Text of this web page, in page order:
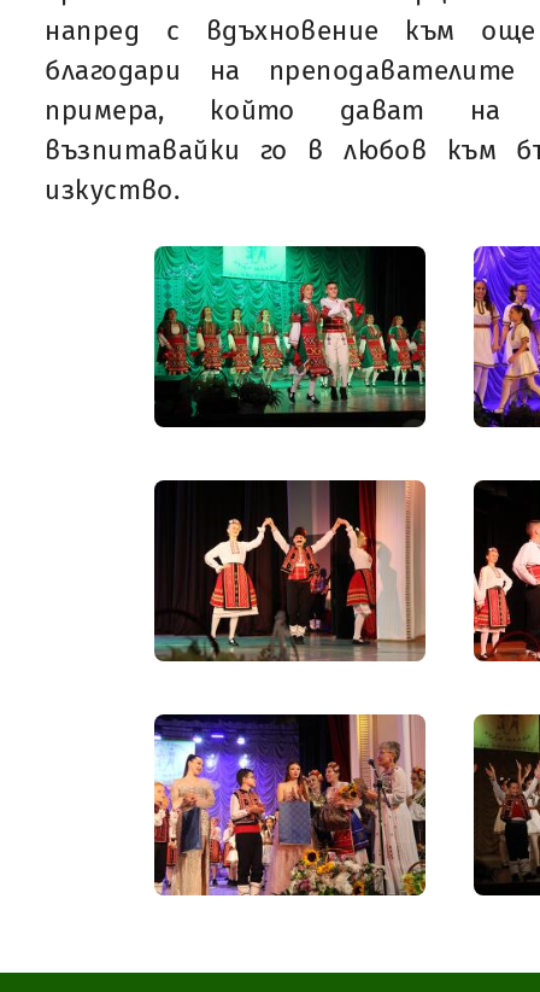
напред с вдъхновение към
благодари на
примера, който дават на
възпитавайки го в любов към
изкуство.